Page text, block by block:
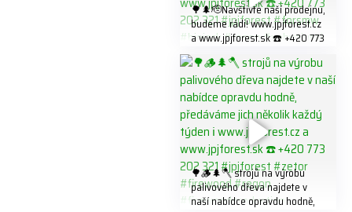
🌳🌲🫡Navštivte naší prodejnu,
budeme rádi! www.jpjforest.cz
a www.jpjforest.sk ☎️ +420 773
#biojack #regon #vahvajussi
🌳🪵🌲🪓 strojů na výrobu
palivového dřeva najdete v
naší nabídce opravdu hodně,